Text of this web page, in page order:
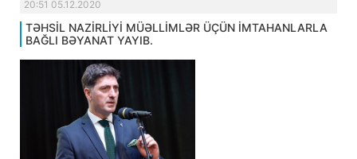
20:51 05.12.2020
TƏHSİL NAZİRLİYİ MÜƏLLİMLƏR ÜÇÜN İMTAHANLARLA
BAĞLI BƏYANAT YAYIB.